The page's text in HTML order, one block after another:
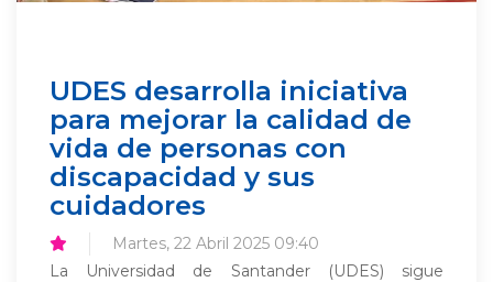
UDES desarrolla iniciativa
para mejorar la calidad de
vida de personas con
discapacidad y sus
cuidadores
Martes, 22 Abril 2025 09:40
La Universidad de Santander (UDES) sigue